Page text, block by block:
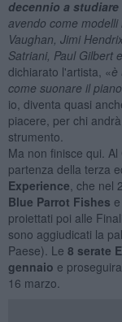
decennio a
avendo come
Vaughan, Jimi
Satriani, Paul Gilbert
dichiarato l'artista, «è
come suonare il
io, diventa quasi
piacere, per chi
strumento.
Ma non finisce qui.
partenza della terza
Experience , che
Blue Parrot Fishes
proiettati poi alle
sono aggiudicati la
Paese). Le 8 serate
gennaio e
16 marzo.